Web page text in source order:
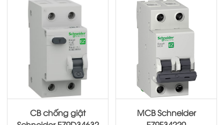
CB chống giật
MCB Schneider